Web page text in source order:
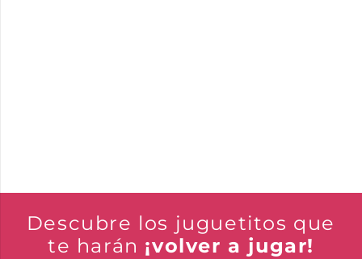
Descubre los juguetitos que
te harán ¡volver a jugar!